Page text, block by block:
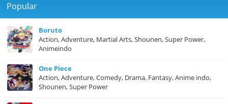
Popular
Boruto
Action, Adventure, Martial Arts, Shounen, Super Power,
Animeindo
One Piece
Action, Adventure, Comedy, Drama, Fantasy, Anime indo,
Shounen, Super Power